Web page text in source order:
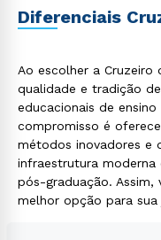
Diferenciais
Ao escolher a
qualidade e tradição
educacionais de
compromisso é
métodos inovadores e
infraestrutura moderna
pós-graduação.
melhor opção para sua
Rápido e fácil